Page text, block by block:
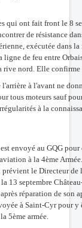
qui ont fait front le 8
de résistance
exécutée dans
ligne de feu entre
rive nord. Elle
à l'avant ne
tous moteurs sauf
à la
envoyé au GQG
à la 4ème Armée.
le Directeur de
13 septembre
réparation de
à Saint-Cyr pour
5ème armée.